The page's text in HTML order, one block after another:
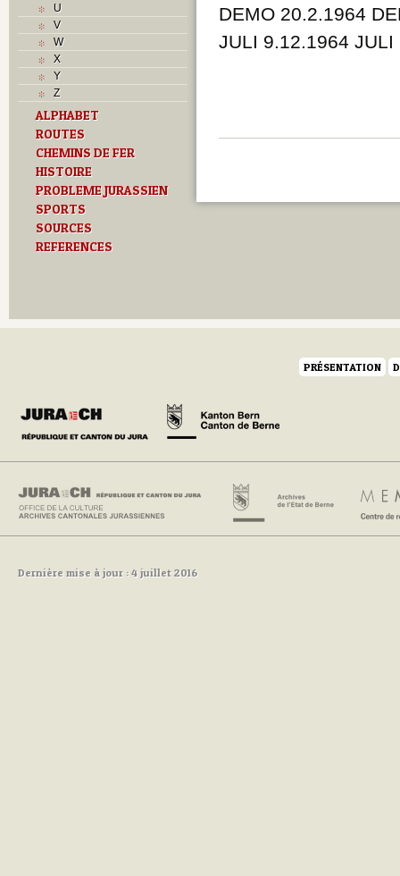
U
V
W
X
Y
Z
ALPHABET
ROUTES
CHEMINS DE FER
HISTOIRE
PROBLEME JURASSIEN
SPORTS
SOURCES
REFERENCES
DEMO 20.2.1964
JULI 9.12.1964 JULI
PRÉSENTATION
Dernière mise à jour : 4 juillet 2016